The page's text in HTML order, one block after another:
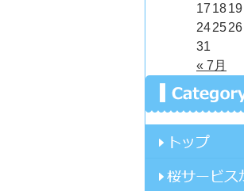
« 7月
17 1819
242526
31